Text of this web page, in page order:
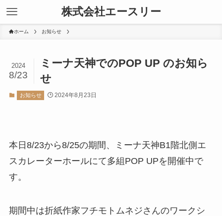
株式会社エースリー
ホーム お知らせ
ミーナ天神でのPOP UP のお知ら
せ
2024
8/23
お知らせ 2024年8月23日
本日8/23から8/25の期間、ミーナ天神B1階北側エ
スカレーターホールにて多組POP UPを開催中で
す。
期間中は折紙作家フチモトムネジさんのワークシ